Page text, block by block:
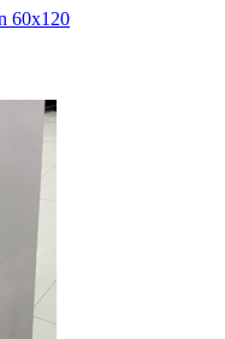
60х120